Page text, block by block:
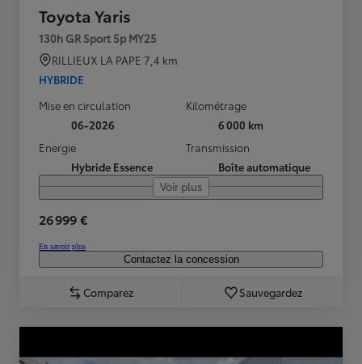
Toyota Yaris
130h GR Sport 5p MY25
RILLIEUX LA PAPE 7,4 km
HYBRIDE
Mise en circulation
06-2026
Kilométrage
6 000 km
Energie
Hybride Essence
Transmission
Boîte automatique
Voir plus
26 999 €
En savoir plus
Contactez la concession
Comparez Sauvegardez